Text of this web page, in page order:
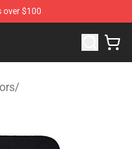
over $100
Attack On Titan
/